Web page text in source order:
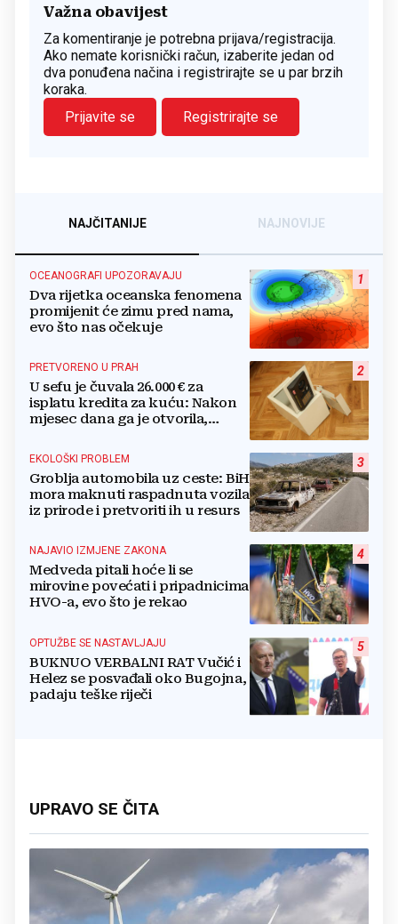
Važna obavijest
Za komentiranje je potrebna prijava/registracija.
Ako nemate korisnički račun, izaberite jedan od
dva ponuđena načina i registrirajte se u par brzih
koraka.
Prijavite se
Registrirajte se
NAJČITANIJE NAJNOVIJE
1
OCEANOGRAFI UPOZORAVAJU
Dva rijetka oceanska fenomena
promijenit će zimu pred nama,
evo što nas očekuje
2
PRETVORENO U PRAH
U sefu je čuvala 26.000 € za
isplatu kredita za kuću: Nakon
mjesec dana ga je otvorila,
3
EKOLOŠKI PROBLEM
Groblja automobila uz ceste: BiH
mora maknuti raspadnuta vozila
iz prirode i pretvoriti ih u resurs
4
NAJAVIO IZMJENE ZAKONA
Medveda pitali hoće li se
mirovine povećati i pripadnicima
HVO-a, evo što je rekao
5
OPTUŽBE SE NASTAVLJAJU
BUKNUO VERBALNI RAT Vučić i
Helez se posvađali oko Bugojna,
padaju teške riječi
UPRAVO SE ČITA